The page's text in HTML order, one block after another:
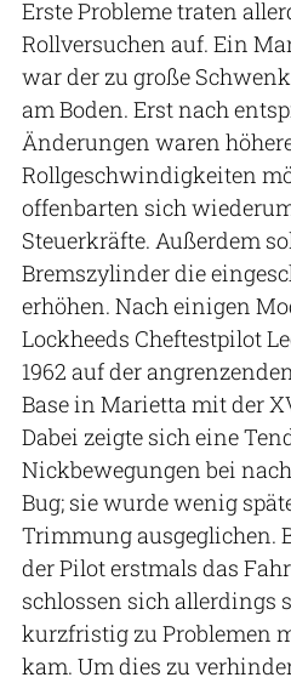
Erste Probleme traten
Rollversuchen auf. Ein
war der zu große
am Boden. Erst nach
Änderungen waren
Rollgeschwindigkeiten
offenbarten sich
Steuerkräfte. Außerdem
Bremszylinder die
erhöhen. Nach einigen
Lockheeds Cheftestpilot
1962 auf der
Base in Marietta mit der
Dabei zeigte sich eine
Nickbewegungen bei
Bug; sie wurde wenig
Trimmung ausgeglichen.
der Pilot erstmals das
schlossen sich allerdings
kurzfristig zu Problemen
kam. Um dies zu